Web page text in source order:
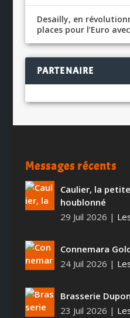
Desailly, en
places pour l’Euro
PARTENAIRE
Messages récents
Caulier, la
houblonné
29 Juil 2026 |
Connemara
24 Juil 2026 |
Brasserie
23 Juil 2026 |